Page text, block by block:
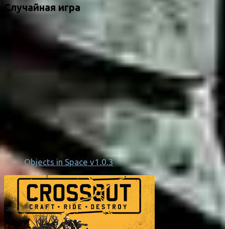
Случайная игра
Objects in Space v1.0.3